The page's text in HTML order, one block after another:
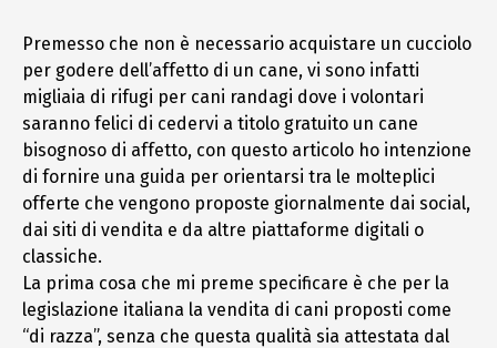
Premesso che non è necessario acquistare un cucciolo
per godere dell’affetto di un cane, vi sono infatti
migliaia di rifugi per cani randagi dove i volontari
saranno felici di cedervi a titolo gratuito un cane
bisognoso di affetto, con questo articolo ho intenzione
di fornire una guida per orientarsi tra le molteplici
offerte che vengono proposte giornalmente dai social,
dai siti di vendita e da altre piattaforme digitali o
classiche.
La prima cosa che mi preme specificare è che per la
legislazione italiana la vendita di cani proposti come
“di razza”, senza che questa qualità sia attestata dal